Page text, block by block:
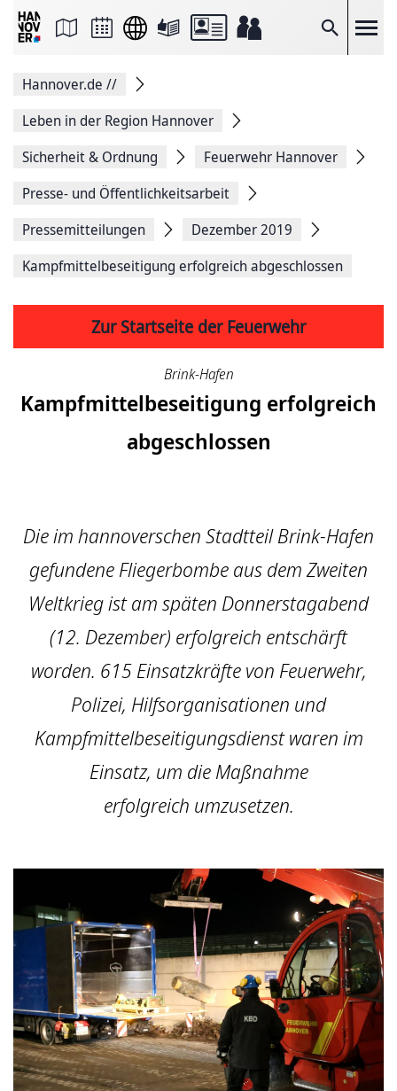
Suche
Seite
Facebook
teilen
Seitenlink
Seite
Hannover.de //
Leben in der Region Hannover
Sicherheit & Ordnung
Feuerwehr Hannover
Presse- und Öffentlichkeitsarbeit
Pressemitteilungen
Dezember 2019
Kampfmittelbeseitigung erfolgreich abgeschlossen
Zur Startseite der Feuerwehr
Brink-Hafen
Kampfmittelbeseitigung erfolgreich
abgeschlossen
Die im hannoverschen Stadtteil Brink-Hafen
gefundene Fliegerbombe aus dem Zweiten
Weltkrieg ist am späten Donnerstagabend
(12. Dezember) erfolgreich entschärft
worden. 615 Einsatzkräfte von Feuerwehr,
Polizei, Hilfsorganisationen und
Kampfmittelbeseitigungsdienst waren im
Einsatz, um die Maßnahme
erfolgreich umzusetzen.